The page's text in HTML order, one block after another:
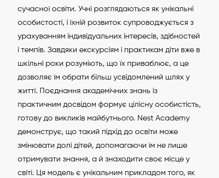
сучасної освіти. Учні розглядаються як унікальні
особистості, і їхній розвиток супроводжується з
урахуванням індивідуальних інтересів, здібностей
і темпів. Завдяки екскурсіям і практикам діти вже в
шкільні роки розуміють, що їх приваблює, а це
дозволяє їм обрати більш усвідомлений шлях у
житті. Поєднання академічних знань із
практичним досвідом формує цілісну особистість,
готову до викликів майбутнього. Nest Academy
демонструє, що такий підхід до освіти може
змінювати долі дітей, допомагаючи їм не лише
отримувати знання, а й знаходити своє місце у
світі. Ця модель є унікальним прикладом того, як